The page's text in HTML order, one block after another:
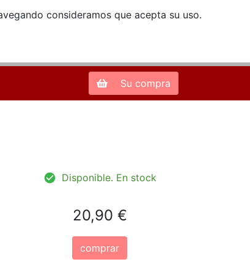
consideramos que acepta su uso.
Zona de Clientes
Su compra
Disponible. En stock
20,90 €
comprar